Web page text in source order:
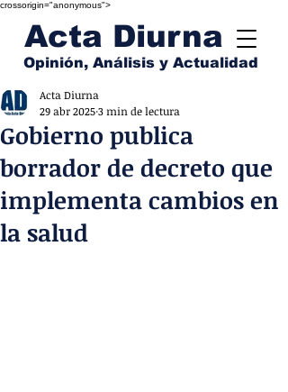
crossorigin="anonymous">
Acta Diurna
Opinión, Análisis y Actualidad
Gobierno publica
borrador de decreto que
implementa cambios en
la salud
Acta Diurna
29 abr 20253 min de lectura